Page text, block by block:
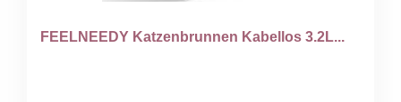
FEELNEEDY Katzenbrunnen Kabellos 3.2L...